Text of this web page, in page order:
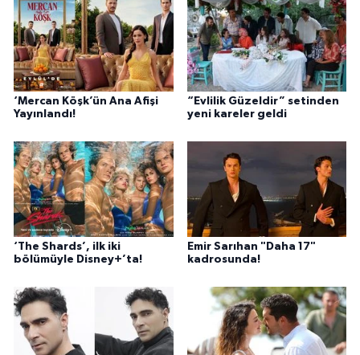
‘Mercan Köşk’ün Ana Afişi
Yayınlandı!
“Evlilik Güzeldir” setinden
yeni kareler geldi
‘The Shards’, ilk iki
bölümüyle Disney+’ta!
Emir Sarıhan "Daha 17"
kadrosunda!